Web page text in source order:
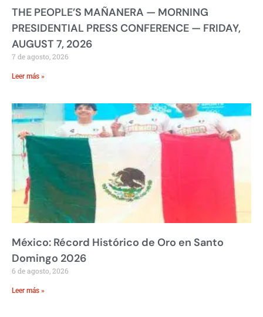
THE PEOPLE’S MAÑANERA — MORNING
PRESIDENTIAL PRESS CONFERENCE — FRIDAY,
AUGUST 7, 2026
7 de agosto, 2026
Leer más »
México: Récord Histórico de Oro en Santo
Domingo 2026
6 de agosto, 2026
Leer más »